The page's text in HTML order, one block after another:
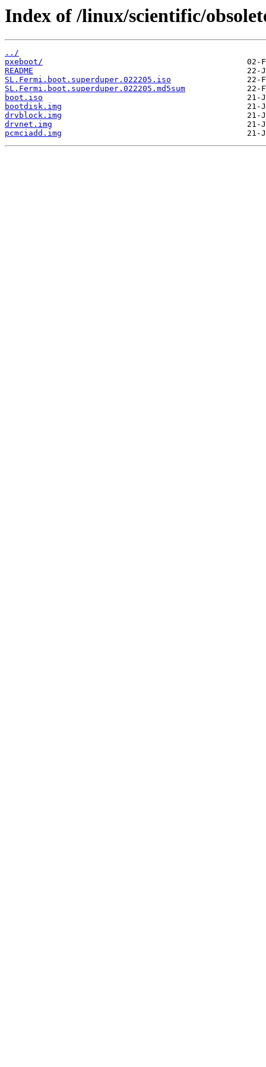
Index of /linux/scientific/
../
pxeboot/
README
SL.Fermi.boot.superduper.022205.iso
SL.Fermi.boot.superduper.022205.md5sum
boot.iso
bootdisk.img
drvblock.img
drvnet.img
pcmciadd.img